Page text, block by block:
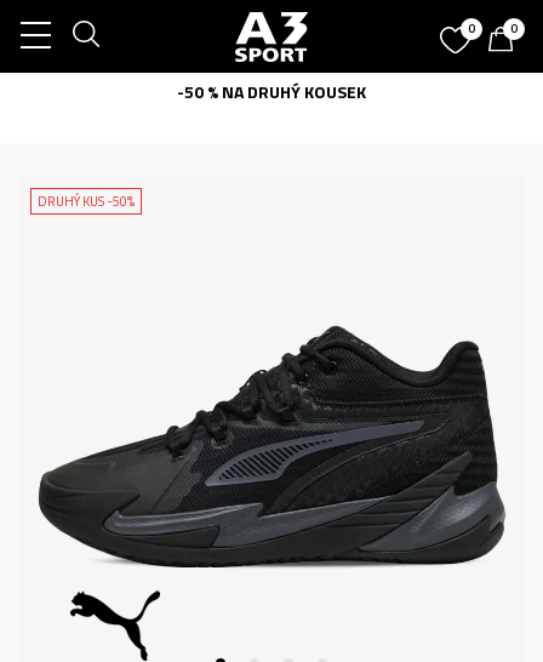
0 0
-50 % NA DRUHÝ KOUSEK
DRUHÝ KUS -50%